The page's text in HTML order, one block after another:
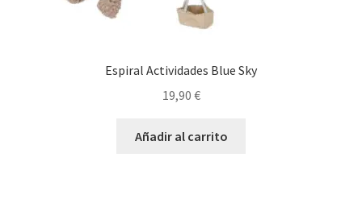
Espiral Actividades Blue Sky
19,90 €
Añadir al carrito